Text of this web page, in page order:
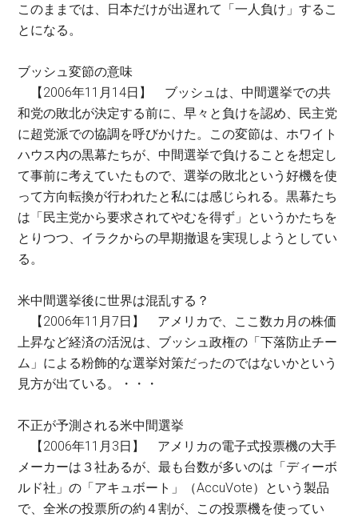
このままでは、日本だけが出遅れて「一人負け」するこ
とになる。
ブッシュ変節の意味
【2006年11月14日】 ブッシュは、中間選挙での共
和党の敗北が決定する前に、早々と負けを認め、民主党
に超党派での協調を呼びかけた。この変節は、ホワイト
ハウス内の黒幕たちが、中間選挙で負けることを想定し
て事前に考えていたもので、選挙の敗北という好機を使
って方向転換が行われたと私には感じられる。黒幕たち
は「民主党から要求されてやむを得ず」というかたちを
とりつつ、イラクからの早期撤退を実現しようとしてい
る。
米中間選挙後に世界は混乱する？
【2006年11月7日】 アメリカで、ここ数カ月の株価
上昇など経済の活況は、ブッシュ政権の「下落防止チー
ム」による粉飾的な選挙対策だったのではないかという
見方が出ている。・・・
不正が予測される米中間選挙
【2006年11月3日】 アメリカの電子式投票機の大手
メーカーは３社あるが、最も台数が多いのは「ディーボ
ルド社」の「アキュボート」（AccuVote）という製品
で、全米の投票所の約４割が、この投票機を使ってい